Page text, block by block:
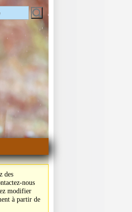
des
nous
modifier
à partir de